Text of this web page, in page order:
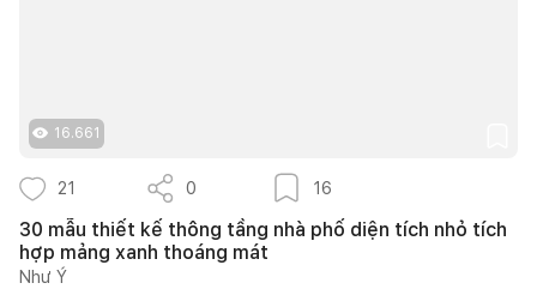
16.661
21 0 16
30 mẫu thiết kế thông tầng nhà phố diện tích nhỏ tích
hợp mảng xanh thoáng mát
Như Ý